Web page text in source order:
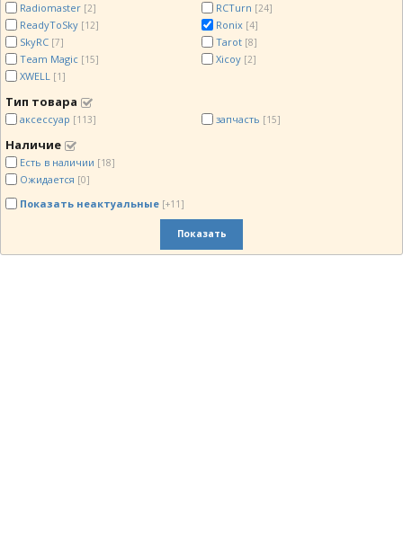
Radiomaster [2] RCTurn [24]
ReadyToSky [12] Ronix [4]
SkyRC [7] Tarot [8]
Team Magic [15] Xicoy [2]
XWELL [1]
Тип товара
аксессуар [113] запчасть [15]
Наличие
Есть в наличии [18]
Ожидается [0]
Показать неактуальные [+11]
Показать